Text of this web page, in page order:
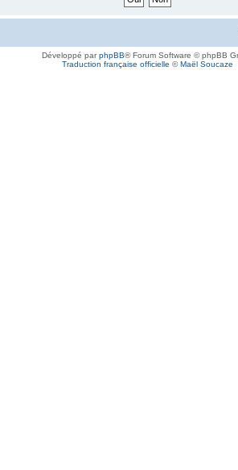
Développé parphpBB® Forum Software © phpBB
Traduction française officielle ©Maël Soucaze